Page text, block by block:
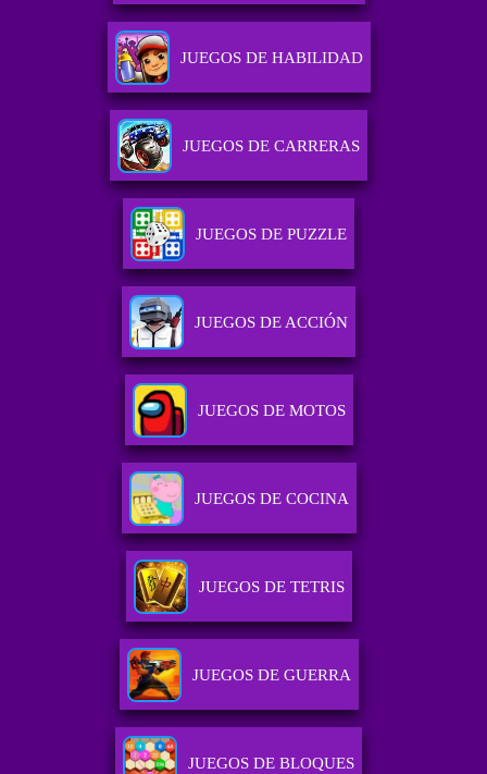
JUEGOS DE HABILIDAD
JUEGOS DE CARRERAS
JUEGOS DE PUZZLE
JUEGOS DE ACCIÓN
JUEGOS DE MOTOS
JUEGOS DE COCINA
JUEGOS DE TETRIS
JUEGOS DE GUERRA
JUEGOS DE BLOQUES